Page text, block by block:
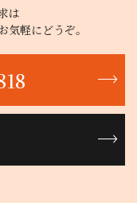
は
軽にどうぞ。